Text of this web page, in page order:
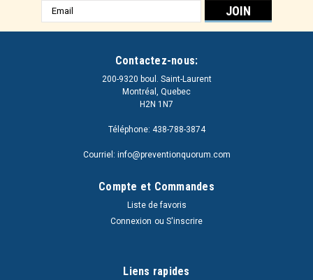
Adresse
e-
Contactez-nous:
200-9320 boul. Saint-Laurent
Montréal, Quebec
H2N 1N7
Téléphone: 438-788-3874
Courriel: info@preventionquorum.com
Compte et Commandes
Liste de favoris
Connexion ou S'inscrire
Liens rapides